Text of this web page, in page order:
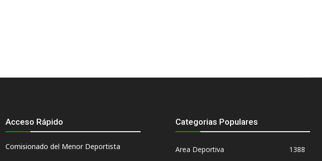
Acceso Rápido
Comisionado del Menor Deportista
Categorias Populares
Area Deportiva
1388